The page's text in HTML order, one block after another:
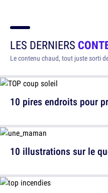
LES DERNIERS
Le contenu chaud, tout juste sorti
10 pires endroits pour
10 illustrations sur le